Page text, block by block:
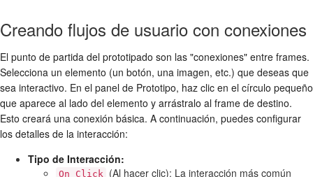
Creando flujos de usuario con conexiones
El punto de partida del prototipado son las "conexiones" entre frames.
Selecciona un elemento (un botón, una imagen, etc.) que deseas que
sea interactivo. En el panel de Prototipo, haz clic en el círculo pequeño
que aparece al lado del elemento y arrástralo al frame de destino.
Esto creará una conexión básica. A continuación, puedes configurar
los detalles de la interacción:
Tipo de Interacción:
On Click (Al hacer clic): La interacción más común